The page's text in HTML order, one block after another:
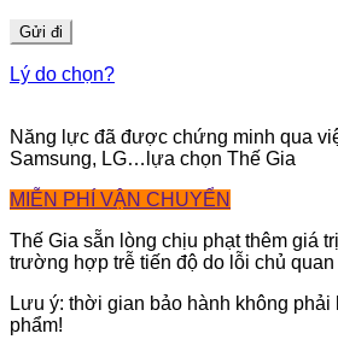
Lý do chọn?
Năng lực đã được chứng minh qua
Samsung, LG…lựa chọn Thế Gia
MIỄN PHÍ VẬN CHUYỂN
Thế Gia sẵn lòng chịu phạt thêm giá
trường hợp trễ tiến độ do lỗi chủ
Lưu ý: thời gian bảo hành không phải
phẩm!